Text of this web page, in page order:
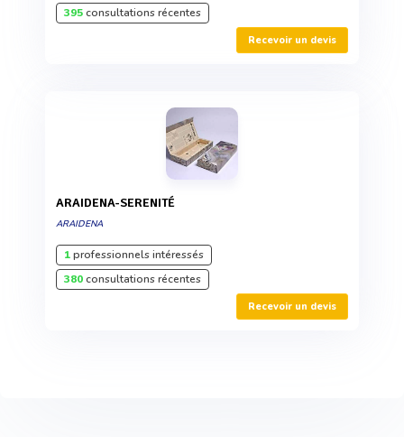
395consultations récentes
Recevoir un devis
ARAIDENA-SERENITÉ
ARAIDENA
1professionnels intéressés
380consultations récentes
Recevoir un devis